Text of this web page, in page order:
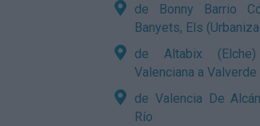
de Bonny Barrio
Banyets, Els
de Altabix (Elche)
Valenciana a Valverde
de Valencia De
Río